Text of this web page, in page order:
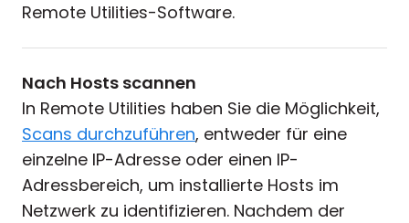
Remote Utilities-Software.
Nach Hosts scannen
In Remote Utilities haben Sie die Möglichkeit,
Scans durchzuführen, entweder für eine
einzelne IP-Adresse oder einen IP-
Adressbereich, um installierte Hosts im
Netzwerk zu identifizieren. Nachdem der